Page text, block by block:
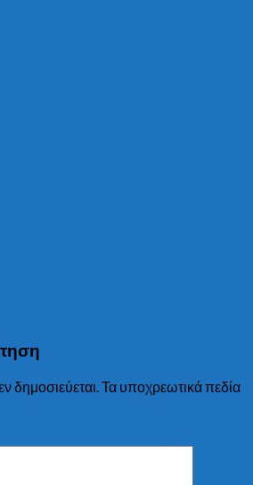
δημοσιεύεται. Τα υποχρεωτικά πεδία